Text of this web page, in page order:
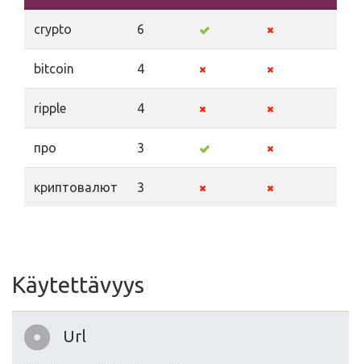
crypto 6
bitcoin 4
ripple 4
про 3
криптовалют 3
Käytettävyys
Url